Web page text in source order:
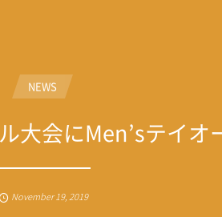
NEWS
大会にMen’sテイオ
November19,2019